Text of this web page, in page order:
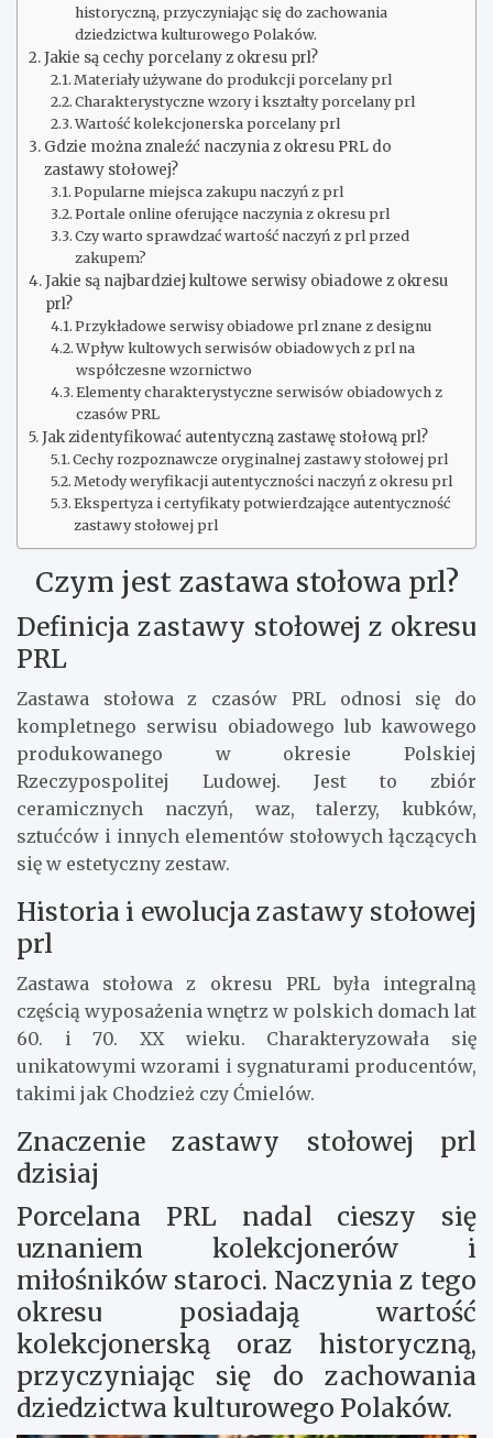
historyczną, przyczyniając się do zachowania
dziedzictwa kulturowego Polaków.
Jakie są cechy porcelany z okresu prl?
Materiały używane do produkcji porcelany prl
Charakterystyczne wzory i kształty porcelany prl
Wartość kolekcjonerska porcelany prl
Gdzie można znaleźć naczynia z okresu PRL do
zastawy stołowej?
Popularne miejsca zakupu naczyń z prl
Portale online oferujące naczynia z okresu prl
Czy warto sprawdzać wartość naczyń z prl przed
zakupem?
Jakie są najbardziej kultowe serwisy obiadowe z okresu
prl?
Przykładowe serwisy obiadowe prl znane z designu
Wpływ kultowych serwisów obiadowych z prl na
współczesne wzornictwo
Elementy charakterystyczne serwisów obiadowych z
czasów PRL
Jak zidentyfikować autentyczną zastawę stołową prl?
Cechy rozpoznawcze oryginalnej zastawy stołowej prl
Metody weryfikacji autentyczności naczyń z okresu prl
Ekspertyza i certyfikaty potwierdzające autentyczność
zastawy stołowej prl
Czym jest zastawa stołowa prl?
Definicja zastawy stołowej z okresu
PRL
Zastawa stołowa z czasów PRL odnosi się do
kompletnego serwisu obiadowego lub kawowego
produkowanego w okresie Polskiej
Rzeczypospolitej Ludowej. Jest to zbiór
ceramicznych naczyń, waz, talerzy, kubków,
sztućców i innych elementów stołowych łączących
się w estetyczny zestaw.
Historia i ewolucja zastawy stołowej
prl
Zastawa stołowa z okresu PRL była integralną
częścią wyposażenia wnętrz w polskich domach lat
60. i 70. XX wieku. Charakteryzowała się
unikatowymi wzorami i sygnaturami producentów,
takimi jak Chodzież czy Ćmielów.
Znaczenie zastawy stołowej prl
dzisiaj
Porcelana PRL nadal cieszy się
uznaniem kolekcjonerów i
miłośników staroci. Naczynia z tego
okresu posiadają wartość
kolekcjonerską oraz historyczną,
przyczyniając się do zachowania
dziedzictwa kulturowego Polaków.